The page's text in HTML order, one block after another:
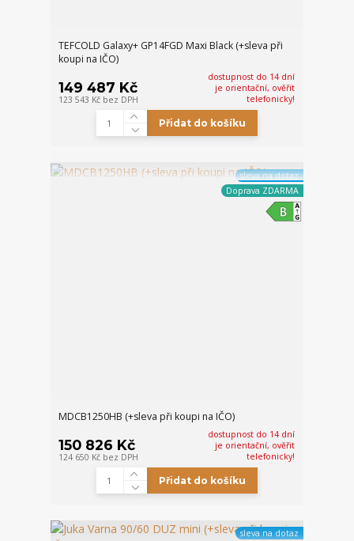
TEFCOLD Galaxy+ GP14FGD Maxi Black (+sleva při
koupi na IČO)
149 487 Kč
123 543 Kč bez DPH
dostupnost do 14 dní
je orientační, ověřit
telefonicky!
Přidat do košíku
sleva na dotaz
Doprava ZDARMA
MDCB1250HB (+sleva při koupi na IČO)
150 826 Kč
124 650 Kč bez DPH
dostupnost do 14 dní
je orientační, ověřit
telefonicky!
Přidat do košíku
sleva na dotaz